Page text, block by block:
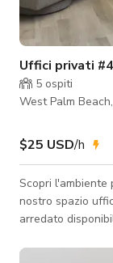
Uffici privati
5 ospiti
West Palm
$25 USD/h
Scopri
nostro spazio
arredato
garantisce